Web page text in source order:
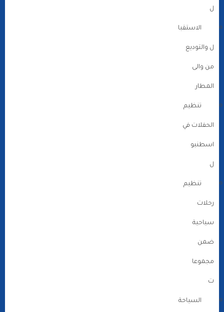
ل
الاستقبا
ل والتوديع
من والى
المطار
تنظيم
الحفلات في
اسطنبو
ل
تنظيم
رحلات
سياحية
ضمن
مجموعا
ت
السياحة